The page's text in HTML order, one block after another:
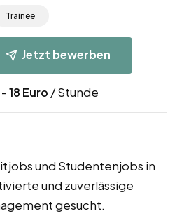
Trainee
Jetzt bewerben
-18 Euro / Stunde
und Studentenjobs in
und zuverlässige
gesucht.